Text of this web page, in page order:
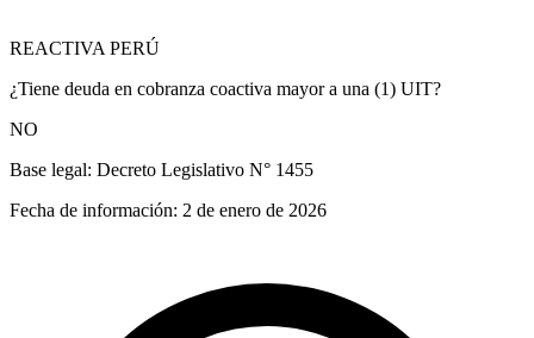
REACTIVA PERÚ
¿Tiene deuda en cobranza coactiva mayor a una (1) UIT?
NO
Base legal: Decreto Legislativo N° 1455
Fecha de información: 2 de enero de 2026